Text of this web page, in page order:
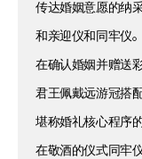
传达婚姻意愿的纳
和亲迎仪和同牢仪。
在确认婚姻并赠送
君王佩戴远游冠搭
堪称婚礼核心程序
在敬酒的仪式同牢